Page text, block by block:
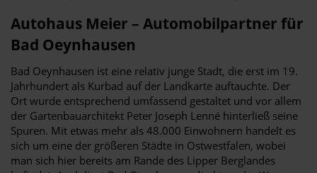
Autohaus Meier – Automobilpartner für
Bad Oeynhausen
Bad Oeynhausen ist eine relativ junge Stadt, die erst im 19.
Jahrhundert als Kurbad auf der Landkarte auftauchte. Der
Ort wurde entsprechend umfassend gestaltet und vor allem
der Gartenbauarchitekt Peter Joseph Lenné hinterließ seine
Spuren. Mit etwas mehr als 48.000 Einwohnern handelt es
sich um eine der größeren Städte in Ostwestfalen, wobei
man sich hier bereits am Rande des Lipper Berglandes